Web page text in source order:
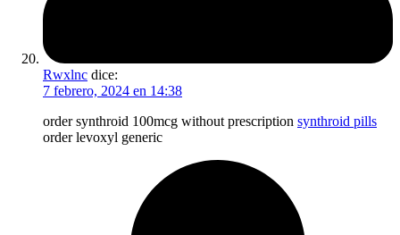
Rwxlnc dice:
7 febrero, 2024 en 14:38
order synthroid 100mcg without prescription synthroid pills
order levoxyl generic